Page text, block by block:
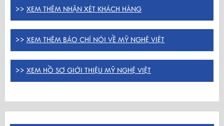
>> XEM THÊM NHẬN XÉT KHÁCH HÀNG
>> XEM THÊM BÁO CHÍ NÓI VỀ MỸ NGHỆ VIỆT
>> XEM HỒ SƠ GIỚI THIỆU MỸ NGHỆ VIỆT